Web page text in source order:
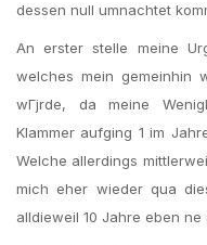
dessen null umnachtet
An erster stelle meine
welches mein gemeinhin
wГјrde, da meine
Klammer aufging 1 im
Welche allerdings
mich eher wieder qua
alldieweil 10 Jahre eben